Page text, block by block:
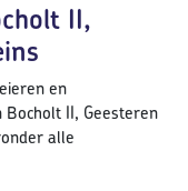
II,
en
II, Geesteren
alle